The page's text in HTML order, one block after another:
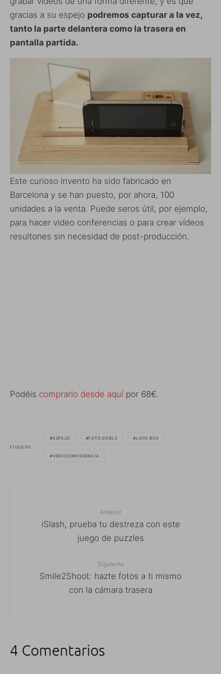
gracias a su espejo podremos capturar a la vez,
tanto la parte delantera como la trasera en
pantalla partida.
Este curioso invento ha sido fabricado en
Barcelona y se han puesto, por ahora, 100
unidades a la venta. Puede seros útil, por ejemplo,
para hacer video conferencias o para crear vídeos
resultones sin necesidad de post-producción.
Podéis comprarlo desde aquí por 68€.
ETIQUETAS
ESPEJO FOTO DOBLE LOVE BOX
VIDEOCONFERENCIA
Anterior
iSlash, prueba tu destreza con este
juego de puzzles
Siguiente
Smile2Shoot: hazte fotos a ti mismo
con la cámara trasera
4 Comentarios